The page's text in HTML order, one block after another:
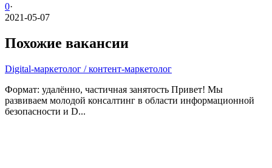
0·
2021-05-07
Похожие вакансии
Digital-маркетолог / контент-маркетолог
Формат: удалённо, частичная занятость Привет! Мы
развиваем молодой консалтинг в области информационной
безопасности и D...